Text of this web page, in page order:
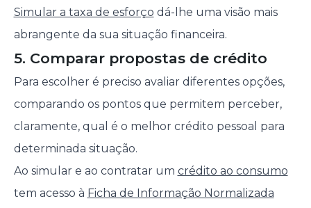
Simular a taxa de esforço dá-lhe uma visão mais
abrangente da sua situação financeira.
5. Comparar propostas de crédito
Para escolher é preciso avaliar diferentes opções,
comparando os pontos que permitem perceber,
claramente, qual é o melhor crédito pessoal para
determinada situação.
Ao simular e ao contratar um crédito ao consumo
tem acesso à Ficha de Informação Normalizada